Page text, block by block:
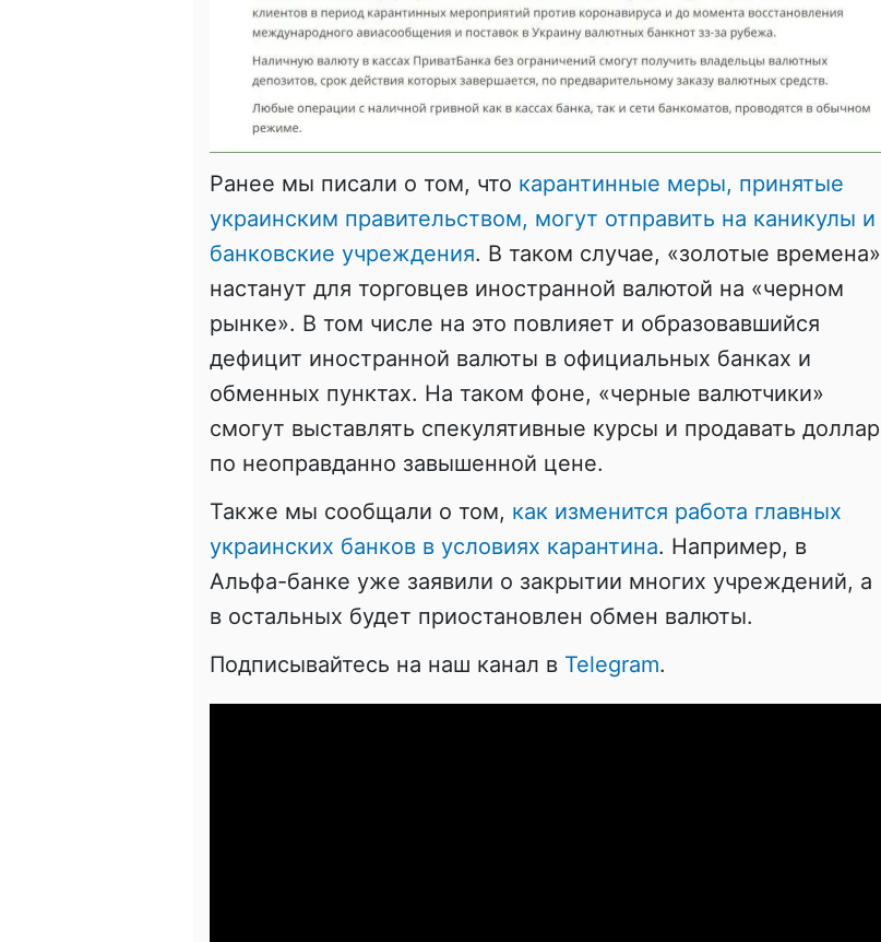
Ранее мы писали о том, что карантинные меры, принятые
украинским правительством, могут отправить на каникулы и
банковские учреждения. В таком случае, «золотые времена»
настанут для торговцев иностранной валютой на «черном
рынке». В том числе на это повлияет и образовавшийся
дефицит иностранной валюты в официальных банках и
обменных пунктах. На таком фоне, «черные валютчики»
смогут выставлять спекулятивные курсы и продавать доллар
по неоправданно завышенной цене.
Также мы сообщали о том, как изменится работа главных
украинских банков в условиях карантина. Например, в
Альфа-банке уже заявили о закрытии многих учреждений, а
в остальных будет приостановлен обмен валюты.
Подписывайтесь на наш канал в Telegram.